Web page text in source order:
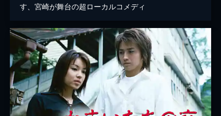
す、宮崎が舞台の超ローカルコメディ